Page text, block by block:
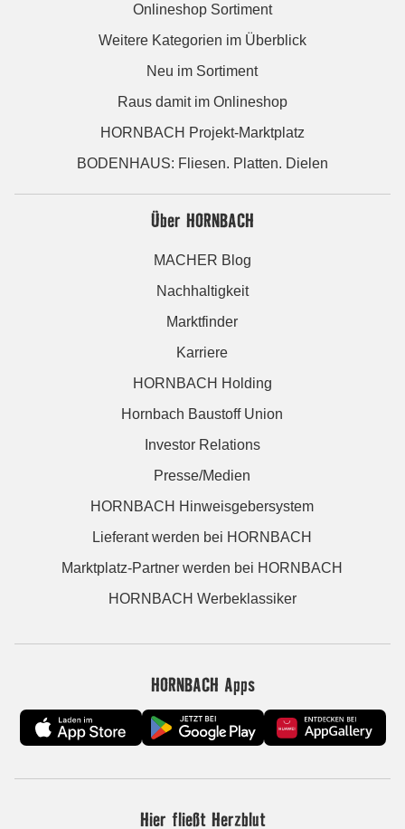
Onlineshop Sortiment
Weitere Kategorien im Überblick
Neu im Sortiment
Raus damit im Onlineshop
HORNBACH Projekt-Marktplatz
BODENHAUS: Fliesen. Platten. Dielen
Über HORNBACH
MACHER Blog
Nachhaltigkeit
Marktfinder
Karriere
HORNBACH Holding
Hornbach Baustoff Union
Investor Relations
Presse/Medien
HORNBACH Hinweisgebersystem
Lieferant werden bei HORNBACH
Marktplatz-Partner werden bei HORNBACH
HORNBACH Werbeklassiker
HORNBACH Apps
Hier fließt Herzblut